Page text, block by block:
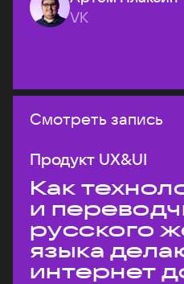
VK
Смотреть запись
Продукт UX&UI
Как
и
русского
языка
интернет